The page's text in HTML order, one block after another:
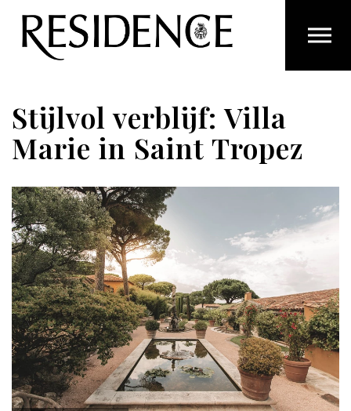
Overslaan en ga direct naar de inhoud
Stijlvol verblijf: Villa
Marie in Saint Tropez